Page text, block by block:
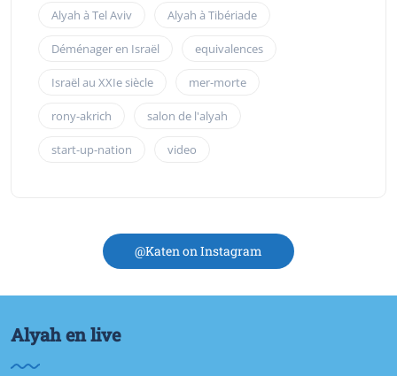
Alyah à Tel Aviv Alyah à Tibériade
Déménager en Israël equivalences
Israël au XXIe siècle mer-morte
rony-akrich salon de l'alyah
start-up-nation video
@Katen on Instagram
Alyah en live